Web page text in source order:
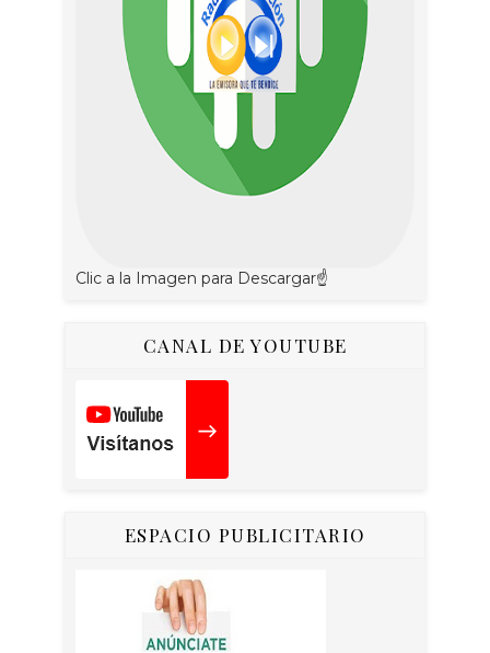
Clic a la Imagen para Descargar☝
CANAL DE YOUTUBE
ESPACIO PUBLICITARIO